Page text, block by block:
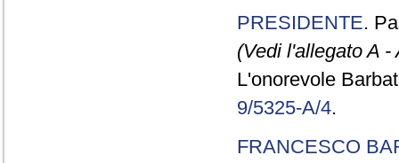
PRESIDENTE.
(Vedi l'allegato A
L'onorevole
9/5325-A/4.
FRANCESCO